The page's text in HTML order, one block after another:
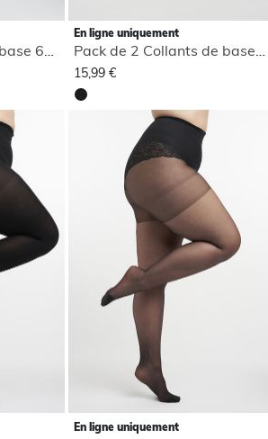
2-pack Collants de base 60 deniers
En ligne uniquement
Pack de 2 Collants de base 100 deniers
15,99 €
En ligne uniquement